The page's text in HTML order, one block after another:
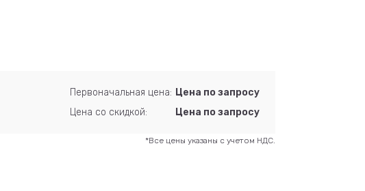
Первоначальная цена: Цена по запросу
Цена со скидкой:
Цена по запросу
*Все цены указаны с учетом НДС.